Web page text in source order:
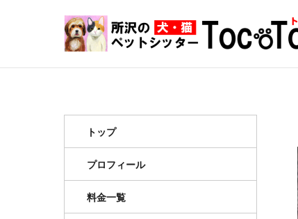
トップ
プロフィール
料金一覧